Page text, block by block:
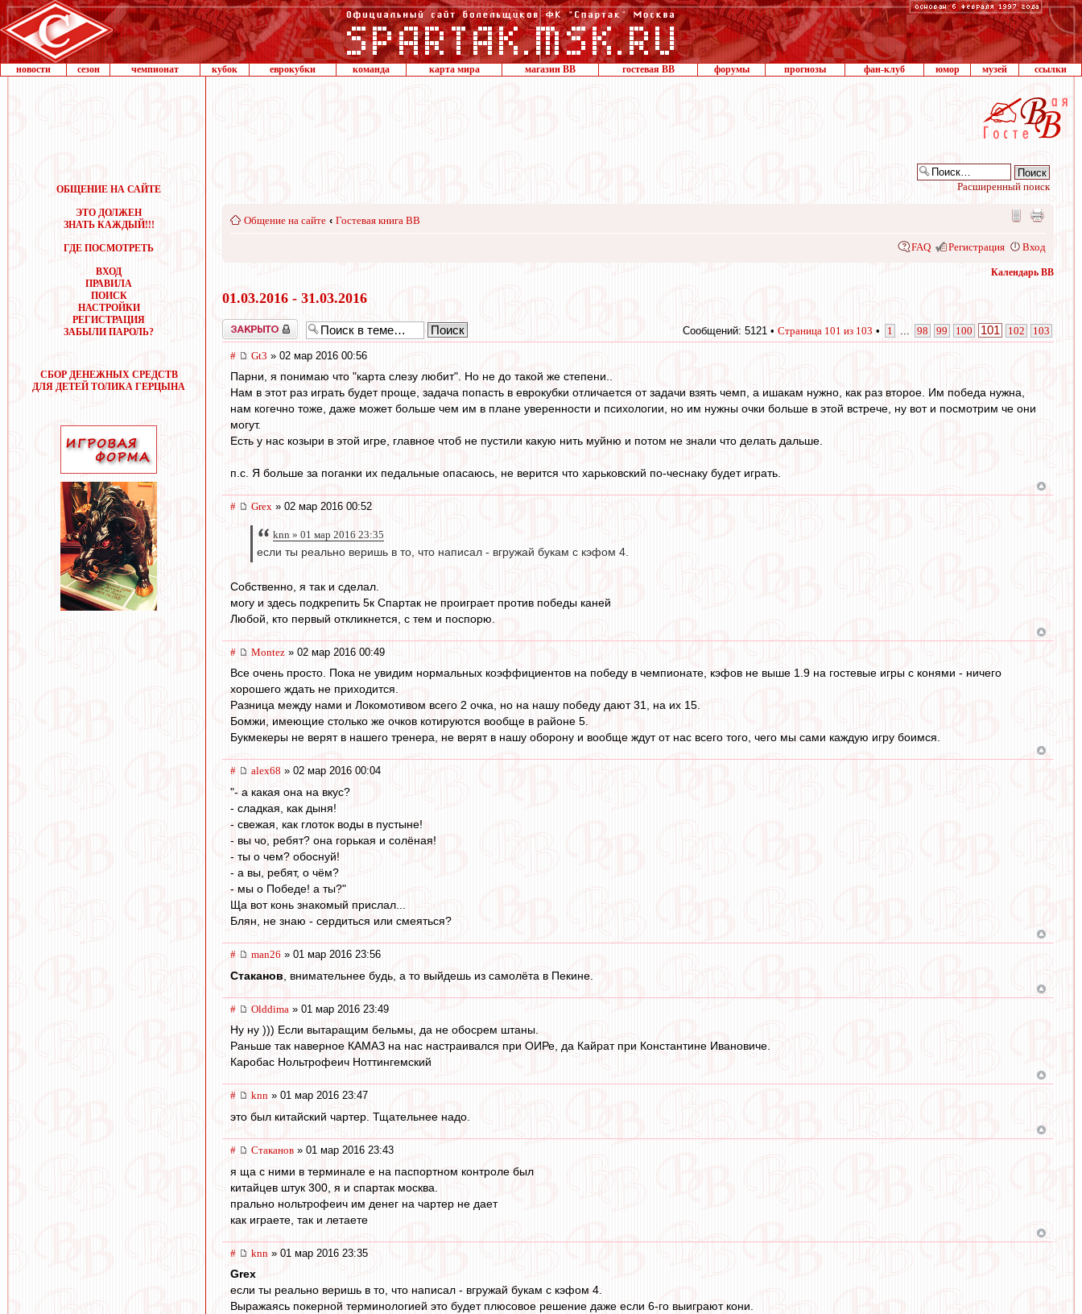
новости сезон чемпионат кубок еврокубки команда карта мира магазин ВВ гостевая ВВ форумы прогнозы фан-клуб юмор музей ссылки
ОБЩЕНИЕ НА САЙТЕ
ЭТО ДОЛЖЕН
ЗНАТЬ КАЖДЫЙ!!!
ГДЕ ПОСМОТРЕТЬ
ВХОД
ПРАВИЛА
ПОИСК
НАСТРОЙКИ
РЕГИСТРАЦИЯ
ЗАБЫЛИ ПАРОЛЬ?
СБОР ДЕНЕЖНЫХ СРЕДСТВ
ДЛЯ ДЕТЕЙ ТОЛИКА ГЕРЦЫНА
Расширенный поиск
Общение на сайте ‹ Гостевая книга ВВ
FAQ Регистрация Вход
Календарь ВВ
01.03.2016 - 31.03.2016
Закрыто Сообщений: 5121 • Страница 101 из 103 • 1 98 99 100 101 102 103
# Gt3 » 02 мар 2016 00:56
Парни, я понимаю что "карта слезу любит". Но не до такой же степени..
Нам в этот раз играть будет проще, задача попасть в еврокубки отличается от задачи взять чемп, а ишакам нужно, как раз второе. Им победа нужна,
нам когечно тоже, даже может больше чем им в плане уверенности и психологии, но им нужны очки больше в этой встрече, ну вот и посмотрим че они
могут.
Есть у нас козыри в этой игре, главное чтоб не пустили какую нить муйню и потом не знали что делать дальше.
п.с. Я больше за поганки их педальные опасаюсь, не верится что харьковский по-чеснаку будет играть.
# Grex » 02 мар 2016 00:52
knn » 01 мар 2016 23:35
если ты реально веришь в то, что написал - вгружай букам с кэфом 4.
Собственно, я так и сделал.
могу и здесь подкрепить 5к Спартак не проиграет против победы каней
Любой, кто первый откликнется, с тем и поспорю.
# Montez » 02 мар 2016 00:49
Все очень просто. Пока не увидим нормальных коэффициентов на победу в чемпионате, кэфов не выше 1.9 на гостевые игры с конями - ничего
хорошего ждать не приходится.
Разница между нами и Локомотивом всего 2 очка, но на нашу победу дают 31, на их 15.
Бомжи, имеющие столько же очков котируются вообще в районе 5.
Букмекеры не верят в нашего тренера, не верят в нашу оборону и вообще ждут от нас всего того, чего мы сами каждую игру боимся.
# alex68 » 02 мар 2016 00:04
"- а какая она на вкус?
- сладкая, как дыня!
- свежая, как глоток воды в пустыне!
- вы чо, ребят? она горькая и солёная!
- ты о чем? обоснуй!
- а вы, ребят, о чём?
- мы о Победе! а ты?"
Ща вот конь знакомый прислал...
Блян, не знаю - сердиться или смеяться?
# man26 » 01 мар 2016 23:56
Cтаканов , внимательнее будь, а то выйдешь из самолёта в Пекине.
# Olddima » 01 мар 2016 23:49
Ну ну ))) Если вытаращим бельмы, да не обосрем штаны.
Раньше так наверное КАМАЗ на нас настраивался при ОИРе, да Кайрат при Константине Ивановиче.
Каробас Нольтрофеич Ноттингемский
# knn » 01 мар 2016 23:47
это был китайский чартер. Тщательнее надо.
# Cтаканов » 01 мар 2016 23:43
я ща с ними в терминале е на паспортном контроле был
китайцев штук 300, я и спартак москва.
прально нольтрофеич им денег на чартер не дает
как играете, так и летаете
# knn » 01 мар 2016 23:35
Grex
если ты реально веришь в то, что написал - вгружай букам с кэфом 4.
Выражаясь покерной терминологией это будет плюсовое решение даже если 6-го выиграют кони.